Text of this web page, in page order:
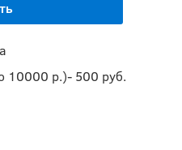
10000 р.)- 500 руб.